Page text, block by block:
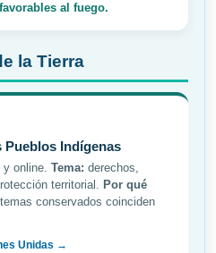
al fuego.
la Tierra
Pueblos Indígenas
y online. Tema: derechos,
territorial. Por qué
conservados coinciden
Unidas →